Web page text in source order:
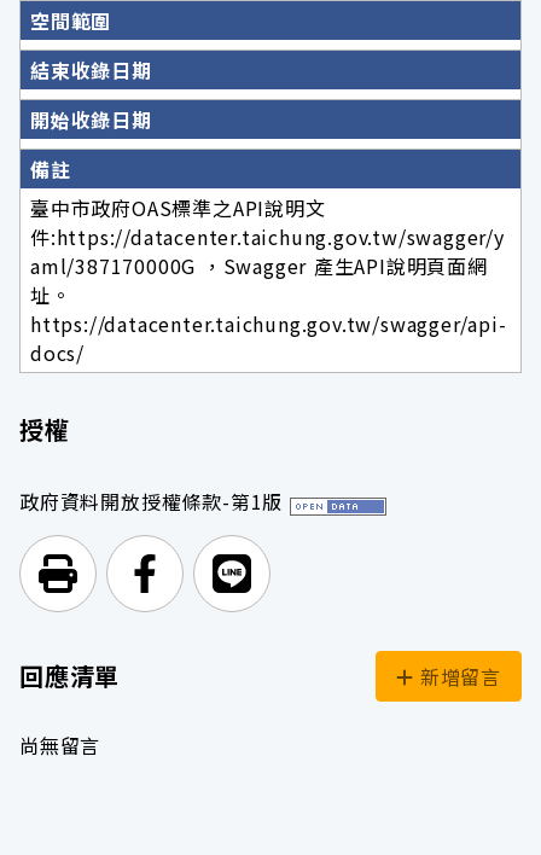
空間範圍
結束收錄日期
開始收錄日期
備註
臺中市政府OAS標準之API說明文
件:https://datacenter.taichung.gov.tw/swagger/y
aml/387170000G ，Swagger 產生API說明頁面網
址。
https://datacenter.taichung.gov.tw/swagger/api-
docs/
授權
政府資料開放授權條款-第1版
列印頁面前往Facebook
前往Line
回應清單 新增留言
尚無留言